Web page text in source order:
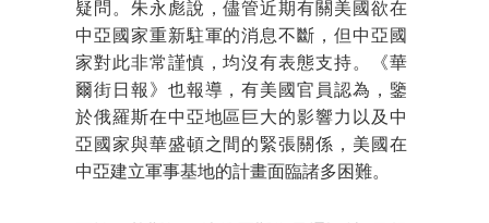
疑問。朱永彪說，儘管近期有關美國欲在
中亞國家重新駐軍的消息不斷，但中亞國
家對此非常謹慎，均沒有表態支持。《華
爾街日報》也報導，有美國官員認為，鑒
於俄羅斯在中亞地區巨大的影響力以及中
亞國家與華盛頓之間的緊張關係，美國在
中亞建立軍事基地的計畫面臨諸多困難。